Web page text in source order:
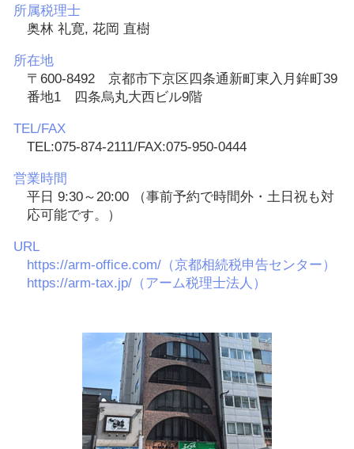
所属税理士
奥林 礼寛, 花岡 直樹
所在地
〒600-8492 京都市下京区四条通新町東入月鉾町39
番地1 四条烏丸大西ビル9階
TEL/FAX
TEL:075-874-2111/FAX:075-950-0444
営業時間
平日 9:30～20:00 （事前予約で時間外・土日祝も対
応可能です。）
URL
https://arm-office.com/（京都相続税申告センター）
https://arm-tax.jp/（アーム税理士法人）